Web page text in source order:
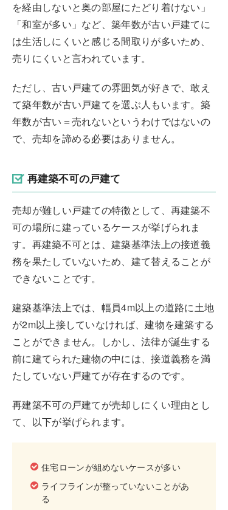
を経由しないと奥の部屋にたどり着けない」
「和室が多い」など、築年数が古い戸建てに
は生活しにくいと感じる間取りが多いため、
売りにくいと言われています。
ただし、古い戸建ての雰囲気が好きで、敢え
て築年数が古い戸建てを選ぶ人もいます。築
年数が古い＝売れないというわけではないの
で、売却を諦める必要はありません。
再建築不可の戸建て
売却が難しい戸建ての特徴として、再建築不
可の場所に建っているケースが挙げられま
す。再建築不可とは、建築基準法上の接道義
務を果たしていないため、建て替えることが
できないことです。
建築基準法上では、幅員4m以上の道路に土地
が2m以上接していなければ、建物を建築する
ことができません。しかし、法律が誕生する
前に建てられた建物の中には、接道義務を満
たしていない戸建てが存在するのです。
再建築不可の戸建てが売却しにくい理由とし
て、以下が挙げられます。
住宅ローンが組めないケースが多い
ライフラインが整っていないことがあ
る